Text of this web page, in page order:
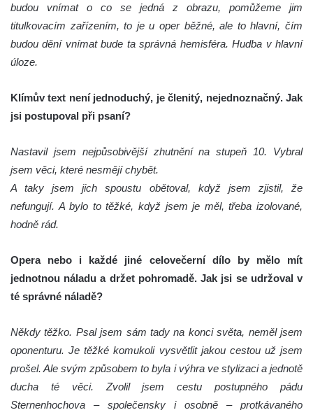
budou vnímat o co se jedná z obrazu, pomůžeme jim
titulkovacím zařízením, to je u oper běžné, ale to hlavní, čím
budou dění vnímat bude ta správná hemisféra. Hudba v hlavní
úloze.
Klímův text není jednoduchý, je členitý, nejednoznačný. Jak
jsi postupoval při psaní?
Nastavil jsem nejpůsobivější zhutnění na stupeň 10. Vybral
jsem věci, které nesmějí chybět.
A taky jsem jich spoustu obětoval, když jsem zjistil, že
nefungují. A bylo to těžké, když jsem je měl, třeba izolované,
hodně rád.
Opera nebo i každé jiné celovečerní dílo by mělo mít
jednotnou náladu a držet pohromadě. Jak jsi se udržoval v
té správné náladě?
Někdy těžko. Psal jsem sám tady na konci světa, neměl jsem
oponenturu. Je těžké komukoli vysvětlit jakou cestou už jsem
prošel. Ale svým způsobem to byla i výhra ve stylizaci a jednotě
ducha té věci. Zvolil jsem cestu postupného pádu
Sternenhochova – společensky i osobně – protkávaného